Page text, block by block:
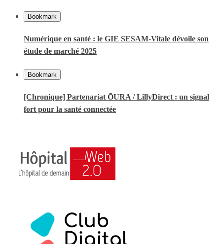
Bookmark
Numérique en santé : le GIE SESAM-Vitale dévoile son
étude de marché 2025
Bookmark
[Chronique] Partenariat ŌURA / LillyDirect : un signal
fort pour la santé connectée